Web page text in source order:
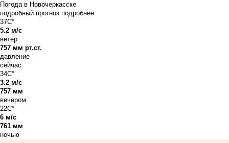
Погода в Новочеркасске
подробный прогноз подробнее
37C°
5.2 м/с
ветер
757 мм рт.ст.
давление
сейчас
34C°
3.2 м/с
757 мм
вечером
22C°
6 м/с
761 мм
ночью